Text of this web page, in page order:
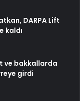
DARPA Lift
kaldı
ve bakkallarda
girdi